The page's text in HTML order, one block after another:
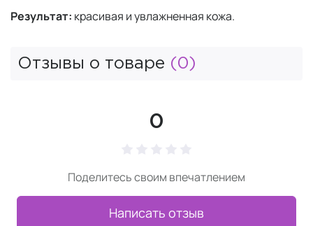
Результат: красивая и увлажненная кожа.
Отзывы о товаре (0)
0
Поделитесь своим впечатлением
Написать отзыв